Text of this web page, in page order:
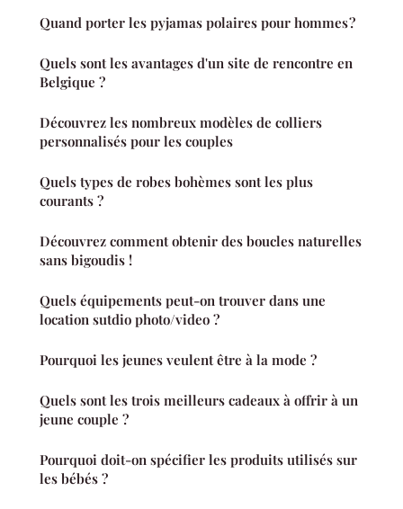
Quand porter les pyjamas polaires pour hommes ?
Quels sont les avantages d'un site de rencontre en
Belgique ?
Découvrez les nombreux modèles de colliers
personnalisés pour les couples
Quels types de robes bohèmes sont les plus
courants ?
Découvrez comment obtenir des boucles naturelles
sans bigoudis !
Quels équipements peut-on trouver dans une
location sutdio photo/video ?
Pourquoi les jeunes veulent être à la mode ?
Quels sont les trois meilleurs cadeaux à offrir à un
jeune couple ?
Pourquoi doit-on spécifier les produits utilisés sur
les bébés ?